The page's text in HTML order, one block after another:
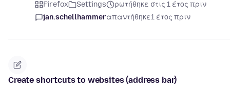
Firefox Settings
ρωτήθηκε στις 1 έτος πριν
jan.schellhammerαπαντήθηκε1 έτος πριν
Create shortcuts to websites (address bar)